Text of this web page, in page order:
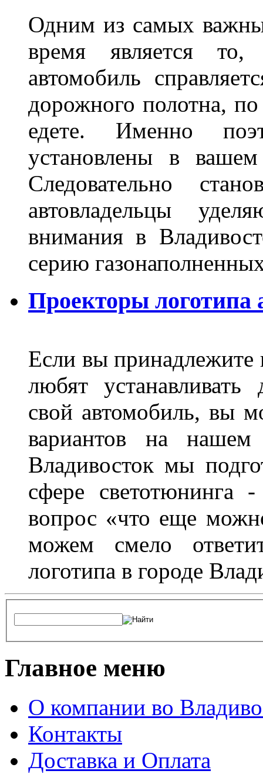
Одним из самых
время является то,
автомобиль
дорожного полотна,
едете. Именно
установлены в
Следовательно
автовладельцы
внимания в
серию
Проекторы логотипа
Если вы принадлежите
любят устанавливать
свой автомобиль, вы
вариантов на
Владивосток мы
сфере светотюнинга
вопрос «что еще
можем смело
логотипа в городе
Главное меню
О компании во
Контакты
Доставка и Оплата